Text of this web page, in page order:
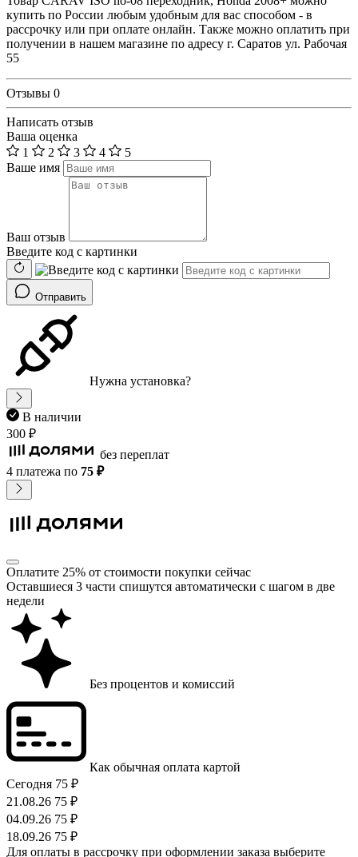
купить по России любым удобным для вас способом - в
рассрочку или при оплате онлайн. Также можно оплатить при
получении в нашем магазине по адресу г. Саратов ул. Рабочая
55
Отзывы 0
Написать отзыв
Ваша оценка
1
2 3 4
5
Ваше имя
Ваш отзыв
Введите код с картинки
Отправить
Нужна установка?
В наличии
300 ₽
без переплат
4 платежа по 75 ₽
Оплатите 25% от стоимости покупки сейчас
Оставшиеся 3 части спишутся автоматически с шагом в две
недели
Без процентов и комиссий
Как обычная оплата картой
Сегодня 75 ₽
21.08.26 75 ₽
04.09.26 75 ₽
18.09.26 75 ₽
Для оплаты в рассрочку при оформлении заказа выберите